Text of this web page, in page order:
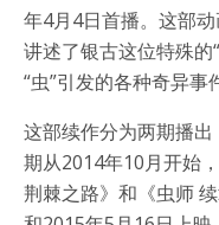
年4月4日首播。这部
讲述了银古这位特殊的
“虫”引发的各种奇异事
这部续作分为两期播
期从2014年10月开始
荆棘之路》和《虫师